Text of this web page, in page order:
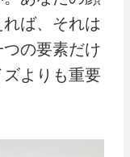
ば、それは
の要素だけ
よりも重要